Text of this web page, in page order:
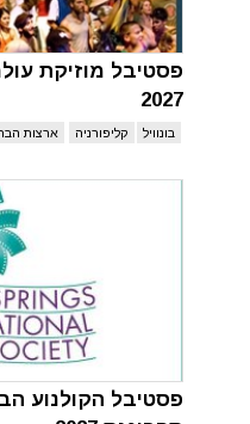
פסטיבל מוזיקת
2027
בונוויל קליפורניה ארצות
פסטיבל הקולנוע